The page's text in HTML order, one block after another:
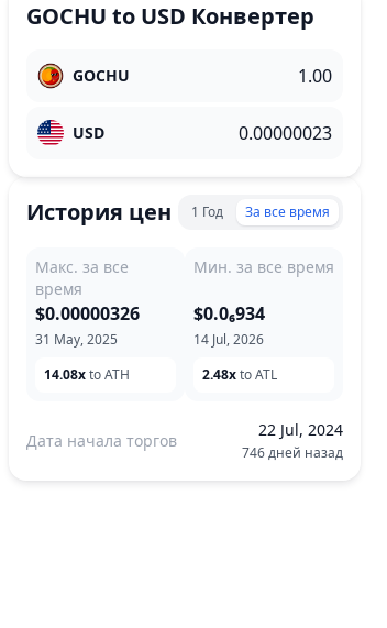
GOCHU to USD Конвертер
GOCHU
USD
История цен 1 Год За все время
Макс. за все
время
31 May, 2025
$0.00000326
14.08xto ATH
Мин. за все время
14 Jul, 2026
$0.0₆934
2.48xto ATL
Дата начала торгов
22 Jul, 2024
746 дней назад